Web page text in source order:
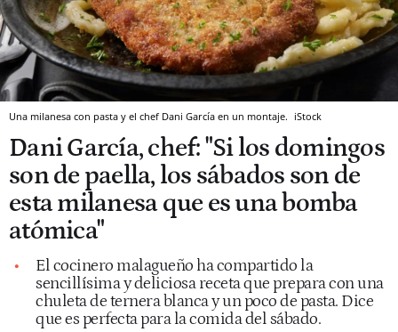
Una milanesa con pasta y el chef Dani García en un montaje. iStock
Dani García, chef: "Si los domingos
son de paella, los sábados son de
esta milanesa que es una bomba
atómica"
El cocinero malagueño ha compartido la
sencillísima y deliciosa receta que prepara con una
chuleta de ternera blanca y un poco de pasta. Dice
que es perfecta para la comida del sábado.